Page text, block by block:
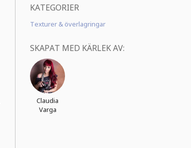
KATEGORIER
Texturer & överlagringar
SKAPAT MED KÄRLEK AV:
Claudia
Varga